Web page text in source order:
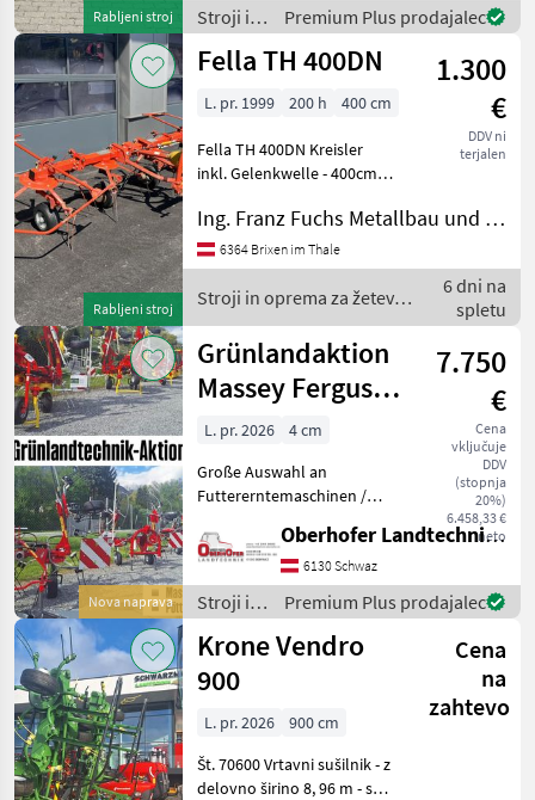
Rabljeni stroj
obračalnik
Stroji in
oprema
za žetev
spravilo
Premium Plus prodajalec
Rabljeni stroj
Fella TH 400DN
1.300
€
DDV ni
terjalen
L. pr. 1999 200 h 400 cm
Fella TH 400DN Kreisler
inkl. Gelenkwelle - 400cm
klappbar - inkl,
Schwenkbock -
Grenzstreueinrichtung - 4
Kreisler mit 5 Armen - Ei
Ing. Franz Fuchs Metallbau und Landtechnik GmbH & CoKG
6364 Brixen im Thale
Stroji in oprema za žetev
in spravilo / Fella
6 dni na
spletu
Nova naprava
Grünlandaktion
Massey Ferguson
& Pöttinger
7.750
€
Cena
vključuje
DDV
(stopnja
20%)
6.458,33 €
neto
L. pr. 2026
4 cm
Große Auswahl an
Futtererntemaschinen /
Pöttinger und Massey
Ferguson - Kreiselheuer /
Wender / Zettkreisler --
Massey Ferguson TD 404
DN --
Oberhofer Landtechnik GmbH
6130 Schwaz
Stroji in
oprema
za žetev
in
spravilo
Premium Plus prodajalec
Krone Vendro
900
Cena
na
zahtevo
L. pr. 2026
900 cm
Št. 70600 Vrtavni sušilnik - z
delovno širino 8, 96 m - s